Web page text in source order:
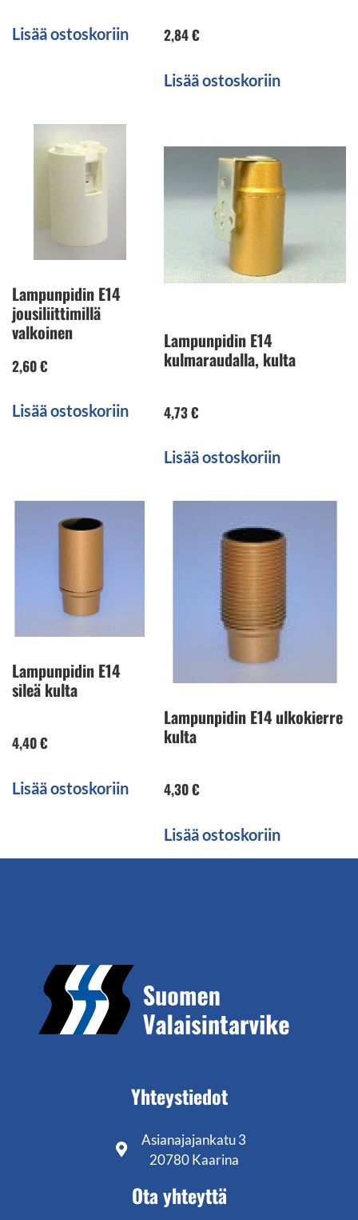
Lisää ostoskoriin 2,84€
Lisää ostoskoriin
Lampunpidin E14
jousiliittimillä
valkoinen
2,60€
Lisää ostoskoriin
Lampunpidin E14
kulmaraudalla, kulta
4,73€
Lisää ostoskoriin
Lampunpidin E14
sileä kulta
4,40€
Lisää ostoskoriin
Lampunpidin E14 ulkokierre
kulta
4,30€
Lisää ostoskoriin
Yhteystiedot
Asianajajankatu 3
20780 Kaarina
Ota yhteyttä